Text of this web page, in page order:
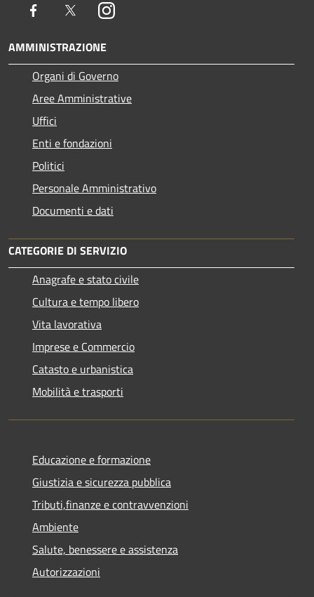
Facebook TwitterInstagram
AMMINISTRAZIONE
Organi di Governo
Aree Amministrative
Uffici
Enti e fondazioni
Politici
Personale Amministrativo
Documenti e dati
CATEGORIE DI SERVIZIO
Anagrafe e stato civile
Cultura e tempo libero
Vita lavorativa
Imprese e Commercio
Catasto e urbanistica
Mobilità e trasporti
Educazione e formazione
Giustizia e sicurezza pubblica
Tributi,finanze e contravvenzioni
Ambiente
Salute, benessere e assistenza
Autorizzazioni